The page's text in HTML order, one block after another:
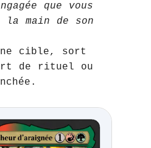
que vous
la main de son
cible, sort
de rituel ou